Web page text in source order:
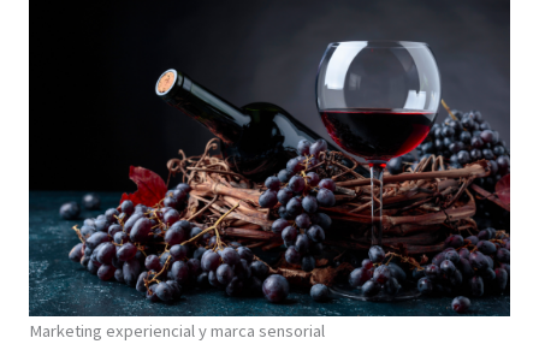
Marketing experiencial y marca sensorial